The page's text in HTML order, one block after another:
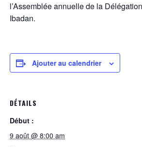
l’Assemblée annuelle de la
Ibadan.
Ajouter au calendrier
DÉTAILS
Début :
9 août @ 8:00 am